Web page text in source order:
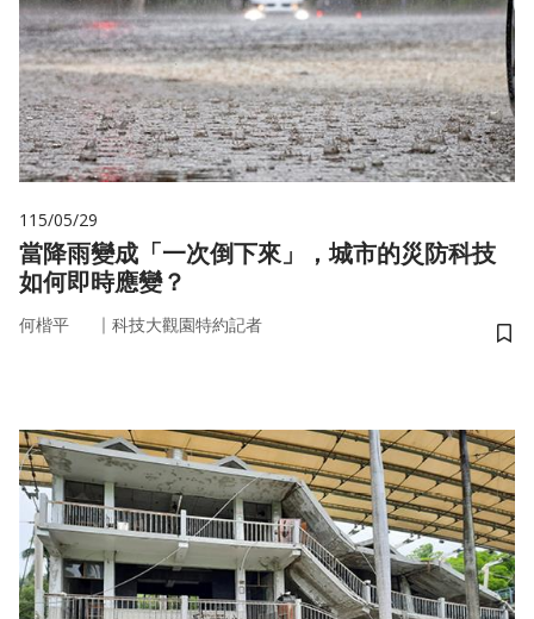
115/05/29
當降雨變成「一次倒下來」，城市的災防科技
如何即時應變？
何楷平 ｜ 科技大觀園特約記者
儲